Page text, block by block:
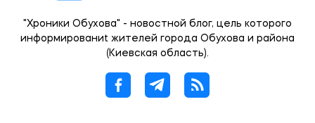
"Хроники Обухова" - новостной блог, цель которого
информированиt жителей города Обухова и района
(Киевская область).